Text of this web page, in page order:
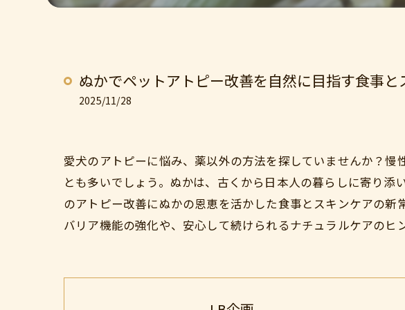
ぬかでペットアトピー改善を自然に目指す食事
2025/11/28
愛犬のアトピーに悩み、薬以外の方法を探していませんか？
とも多いでしょう。ぬかは、古くから日本人の暮らしに寄り
のアトピー改善にぬかの恩恵を活かした食事とスキンケアの
バリア機能の強化や、安心して続けられるナチュラルケアのヒ